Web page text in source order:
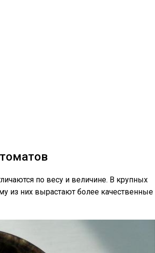
по весу и величине. В крупных
из них вырастают более качественные